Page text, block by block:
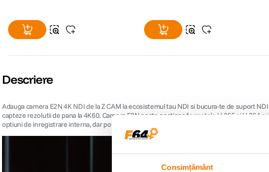
Consimțământ
Descriere
Adauga camera E2N 4K NDI de la Z CAM la ecosistemul tau NDI si bucura-te de suport
capteze rezolutii de pana la 4K60. Camera E2N poate gestiona formatele H.265 si H.264
optiuni de inregistrare interna, dar poti inregistra si pe un sistem extern de inregistrare